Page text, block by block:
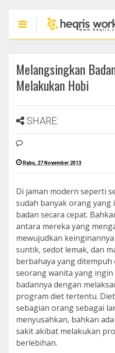
Melangsingkan
Melakukan Hobi
SHARE:
Rabu, 27 November 2013
Di jaman modern seperti
sudah banyak orang yang
badan secara cepat.
antara mereka yang
mewujudkan
suntik, sedot lemak, dan
berbahaya yang ditempuh
seorang wanita yang
badannya dengan
program diet tertentu.
sebagian orang sebagai
menyusahkan, bahkan
sakit akibat melakukan
berlebihan.